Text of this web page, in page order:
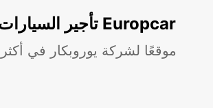
تأجير السيارات في قطر مع Europcar
موقعًا لشركة يوروبكار في